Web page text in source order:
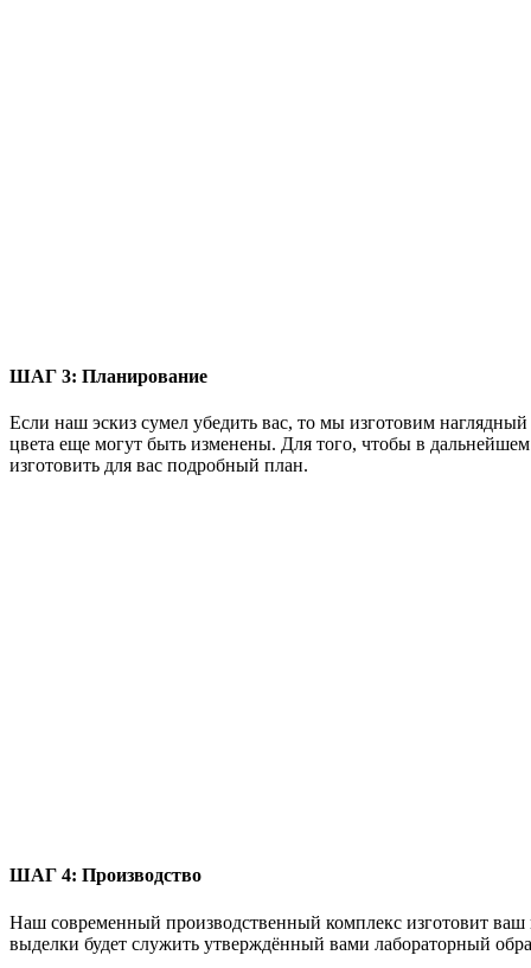
ШАГ 3: Планирование
Если наш эскиз сумел убедить вас, то мы изготовим
цвета еще могут быть изменены. Для того, чтобы в
изготовить для вас подробный план.
ШАГ 4: Производство
Наш современный производственный комплекс изготовит
выделки будет служить утверждённый вами лабораторный